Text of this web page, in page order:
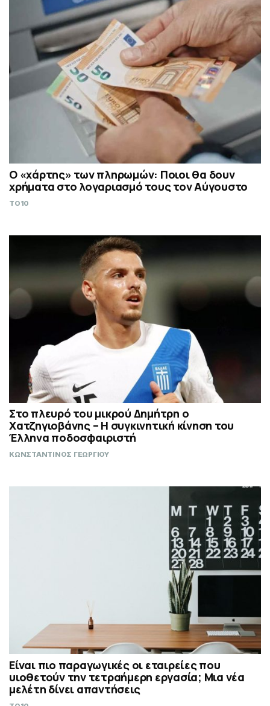
Ο «χάρτης» των πληρωμών: Ποιοι θα δουν
χρήματα στο λογαριασμό τους τον Αύγουστο
TO10
Στο πλευρό του μικρού Δημήτρη ο
Χατζηγιοβάνης – Η συγκινητική κίνηση του
Έλληνα ποδοσφαιριστή
ΚΩΝΣΤΑΝΤΙΝΟΣ ΓΕΩΡΓΙΟΥ
Είναι πιο παραγωγικές οι εταιρείες που
υιοθετούν την τετραήμερη εργασία; Μια νέα
μελέτη δίνει απαντήσεις